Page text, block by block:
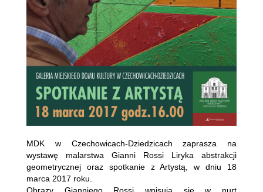
MDK w Czechowicach-Dziedzicach zaprasza na
wystawę malarstwa Gianni Rossi Liryka abstrakcji
geometrycznej oraz spotkanie z Artystą, w dniu 18
marca 2017 roku.